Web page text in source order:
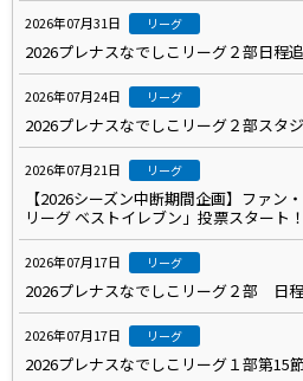
2026年07月31日 リーグ
2026プレナスなでしこリーグ２部日程
2026年07月24日 リーグ
2026プレナスなでしこリーグ２部スタ
2026年07月21日 リーグ
【2026シーズン中断期間企画】ファン
リーグ ベストイレブン」投票スタート！
2026年07月17日 リーグ
2026プレナスなでしこリーグ２部 日
2026年07月17日 リーグ
2026プレナスなでしこリーグ１部第